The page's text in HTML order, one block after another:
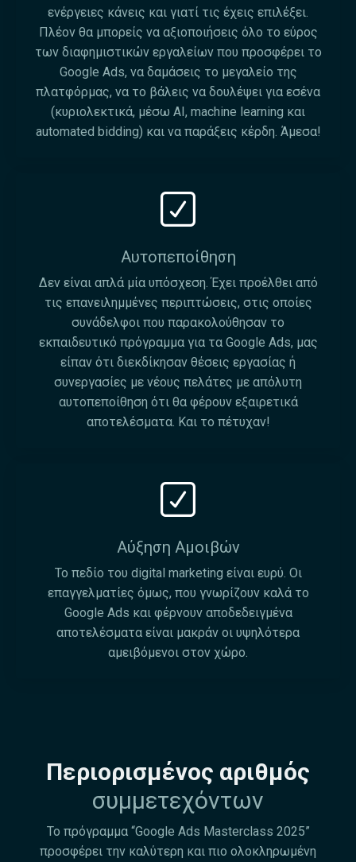
ενέργειες κάνεις και γιατί τις έχεις επιλέξει.
Πλέον θα μπορείς να αξιοποιήσεις όλο το εύρος
των διαφημιστικών εργαλείων που προσφέρει το
Google Ads, να δαμάσεις το μεγαλείο της
πλατφόρμας, να το βάλεις να δουλέψει για εσένα
(κυριολεκτικά, μέσω AI, machine learning και
automated bidding) και να παράξεις κέρδη. Άμεσα!
Αυτοπεποίθηση
Δεν είναι απλά μία υπόσχεση. Έχει προέλθει από
τις επανειλημμένες περιπτώσεις, στις οποίες
συνάδελφοι που παρακολούθησαν το
εκπαιδευτικό πρόγραμμα για τα Google Ads, μας
είπαν ότι διεκδίκησαν θέσεις εργασίας ή
συνεργασίες με νέους πελάτες με απόλυτη
αυτοπεποίθηση ότι θα φέρουν εξαιρετικά
αποτελέσματα. Και το πέτυχαν!
Αύξηση Αμοιβών
Το πεδίο του digital marketing είναι ευρύ. Οι
επαγγελματίες όμως, που γνωρίζουν καλά το
Google Ads και φέρνουν αποδεδειγμένα
αποτελέσματα είναι μακράν οι υψηλότερα
αμειβόμενοι στον χώρο.
Περιορισμένος αριθμός
συμμετεχόντων
Το πρόγραμμα “Google Ads Masterclass 2025”
προσφέρει την καλύτερη και πιο ολοκληρωμένη